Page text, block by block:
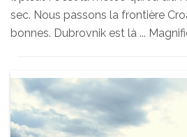
sec. Nous passons la frontière
bonnes. Dubrovnik est là ...